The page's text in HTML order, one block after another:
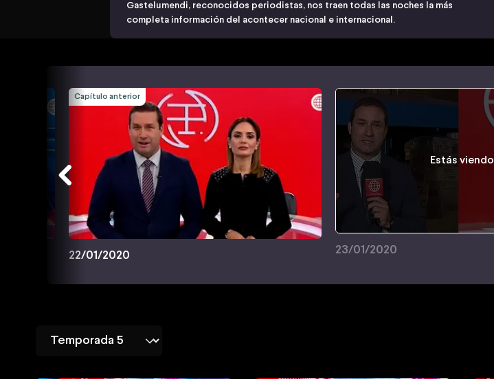
Gastelumendi, reconocidos periodistas, nos traen todas las noches la más
completa información del acontecer nacional e internacional.
Capítulo anterior
22/01/2020
Estás viendo
23/01/2020